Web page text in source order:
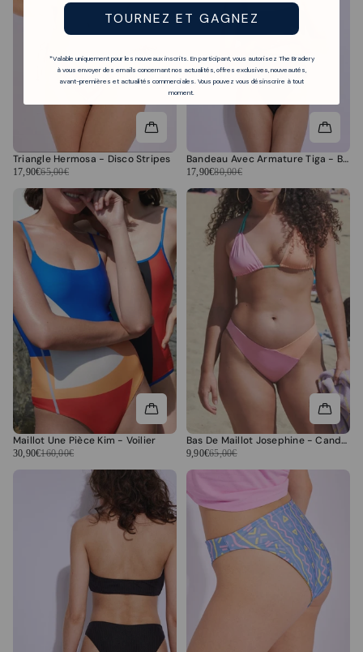
Triangle Hermosa - Disco Stripes
17,90€65,00€
Bandeau Avec Armature Tiga - Black Folk
17,90€80,00€
Maillot Une Pièce Kim - Voilier
30,90€160,00€
Bas De Maillot Josephine - Candy Peach
9,90€65,00€
TOURNEZ ET GAGNEZ
*Valable uniquement pour les nouveaux inscrits. En participant, vous autorisez The Bradery
à vous envoyer des emails concernant nos actualités, offres exclusives, nouveautés,
avant-premières et actualités commerciales. Vous pouvez vous désinscrire à tout
moment.